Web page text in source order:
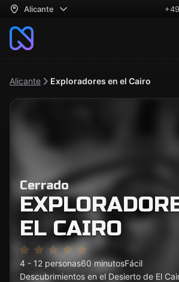
Alicante
Alicante Exploradores en el Cairo
Cerrado
EL CAIRO
4 - 12 personas60 minutosFácil
Descubrimientos en el Desierto de El